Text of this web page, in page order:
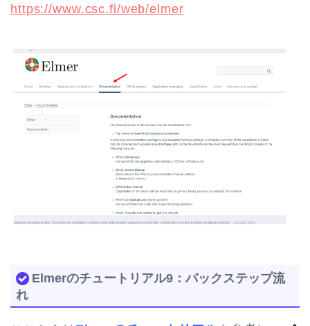
https://www.csc.fi/web/elmer
Elmerのチュートリアル9：バックステップ流
れ